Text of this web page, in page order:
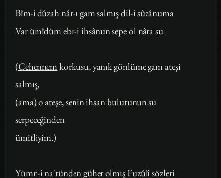
Bîm-i dûzah nâr-ı gam salmış dil-i sûzânuma
Varümîdüm ebr-i ihsânun sepe ol nârasu
(Cehennemkorkusu, yanık gönlüme gam ateşi
salmış,
(ama)oateşe, seninihsanbulutununsu
serpeceğinden
ümitliyim.)
Yümn-i na'tünden güher olmış Fuzûlî sözleri